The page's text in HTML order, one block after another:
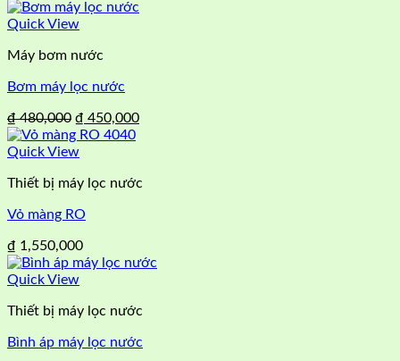
Quick View
Máy bơm nước
Bơm máy lọc nước
₫480,000 Giá
gốc
là:
₫ 450,000Giá
₫ 450,000.
Quick View
Thiết bị máy lọc nước
Vỏ màng RO
₫ 1,550,000
Quick View
Thiết bị máy lọc nước
Bình áp máy lọc nước